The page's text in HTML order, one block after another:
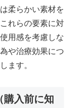
柔らかい素材を
れらの要素に対
用感を考慮しな
や治療効果につ
ます。
購入前に知